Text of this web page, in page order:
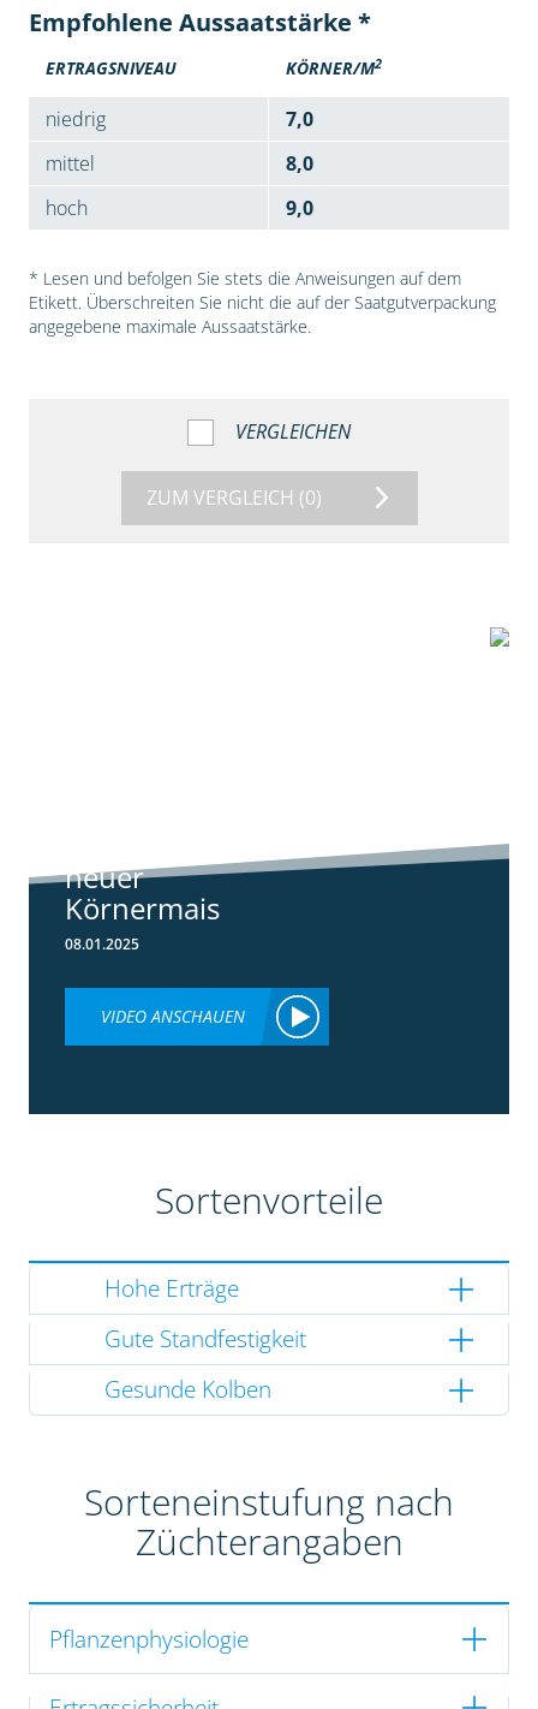
Empfohlene Aussaatstärke *
ERTRAGSNIVEAU KÖRNER/M2
niedrig
7,0
mittel
8,0
hoch
9,0
* Lesen und befolgen Sie stets die Anweisungen auf dem
Etikett. Überschreiten Sie nicht die auf der Saatgutverpackung
angegebene maximale Aussaatstärke.
VERGLEICHEN
ZUM VERGLEICH (0)
neuer
Körnermais
08.01.2025
VIDEO ANSCHAUEN
Sortenvorteile
Hohe Erträge
Gute Standfestigkeit
Gesunde Kolben
Sorteneinstufung nach
Züchterangaben
Pflanzenphysiologie